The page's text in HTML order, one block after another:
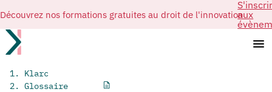
Découvrez nos formations gratuites au droit de l'innovationaux
Klarc
Glossaire